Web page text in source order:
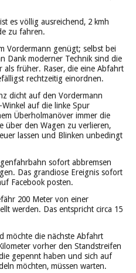
es völlig ausreichend, 2 kmh
zu fahren.
Vordermann genügt; selbst bei
Dank moderner Technik sind die
als früher. Raser, die eine Abfahrt
rechtzeitig einordnen.
dicht auf den Vordermann
auf die linke Spur
Überholmanöver immer die
über den Wagen zu verlieren,
lassen und Blinken unbedingt
sofort abbremsen
Das grandiose Ereignis sofort
Facebook posten.
200 Meter von einer
werden. Das entspricht circa 15
möchte die nächste Abfahrt
vorher den Standstreifen
gepennt haben und sich auf
möchten, müssen warten.